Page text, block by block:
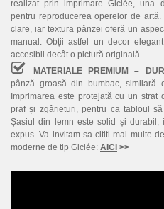
realizat prin imprimare Giclée, una
pentru reproducerea operelor de
clare, iar textura pânzei oferă un
manual. Obții astfel un decor
accesibil decât o pictură originală.
MATERIALE PREMIUM –
pânză groasă din bumbac, similară
Imprimarea este protejată cu un strat
praf și zgârieturi, pentru ca tabloul
Șasiul din lemn este solid și durabil,
expus. Va invitam sa cititi mai multe
moderne de tip Giclée: AICI >>